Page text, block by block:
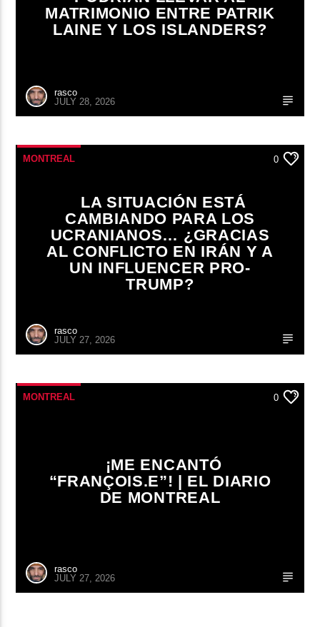
MATRIMONIO ENTRE PATRIK
LAINE Y LOS ISLANDERS?
rasco
JULY 28, 2026
MONTREAL 0
LA SITUACIÓN ESTÁ
CAMBIANDO PARA LOS
UCRANIANOS… ¿GRACIAS
AL CONFLICTO EN IRÁN Y A
UN INFLUENCER PRO-
TRUMP?
rasco
JULY 27, 2026
MONTREAL 0
¡ME ENCANTÓ
“FRANÇOIS.E”! | EL DIARIO
DE MONTREAL
rasco
JULY 27, 2026